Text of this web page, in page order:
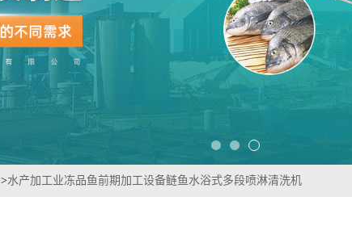
>水产加工业冻品鱼前期加工设备鲢鱼水浴式多段喷淋清洗机